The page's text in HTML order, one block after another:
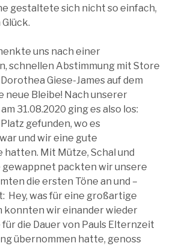
gestaltete sich nicht so einfach,
uns nach einer
schnellen Abstimmung mit Store
Giese-James auf dem
neue Bleibe! Nach unserer
31.08.2020 ging es also los:
gefunden, wo es
und wir eine gute
hatten. Mit Mütze, Schal und
packten wir unsere
die ersten Töne an und –
Hey, was für eine großartige
konnten wir einander wieder
für die Dauer von Pauls Elternzeit
übernommen hatte, genoss